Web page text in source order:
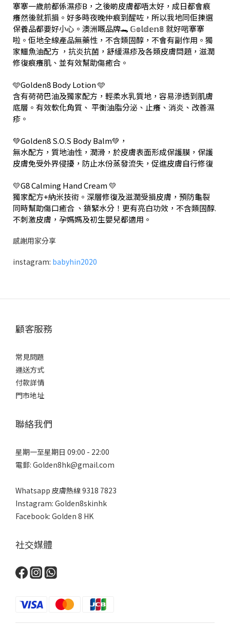
搴搴一歲前都係濕疹B，之後啲皮膚都唔太好，成日都會痕
癢然後就抓損。好多時夜晚仲痕到醒咗，所以我地同佢揀選
保養品都要好小心。澳洲嘅品牌🐊 𝔾𝕠𝕝𝕕𝕖𝕟𝟠 就好啱搴搴
啦。佢地全線產品無藥性，不含類固醇，不會有副作用。獨
家鱷魚油配方 ，抗炎抗菌，舒緩濕疹及各類皮膚問題，滋潤
修復痕癢肌、並有效幫助傷癒合。
🩵Golden8 Body Lotion 🩵
含有荷荷巴油及獨家配方，輕柔水乳質地，容易滲透到肌膚
底層。有效軟化角質、 平衡油脂分泌、止癢、消炎、改善濕
疹。
💚Golden8 S.O.S Body Balm💚，
無水配方，質地油性，潤滑，於皮膚表面形成保護膜，保護
皮膚免受外界侵擾，防止水份蒸發流失，促進皮膚自行修復
💛G8 Calming Hand Cream 💛
獨家配方+納米技術。深層修復及滋潤受損皮膚，預防龜裂
同時幫助傷口癒合 、鎖緊水分！更有亮白功效，不含類固醇.
不刺激皮膚，孕媽媽及初生嬰兒都適用。
感謝用家分享
instagram: babyhin2020
顧客服務
常見問題
運送方式
付款詳情
門市地址
聯絡我們
星期一至星期日 09:00 - 22:00
電郵: Golden8hk@gmail.com
Whatsapp 皮膚熱線9318 7823
Instagram: Golden8skinhk
Facebook: Golden 8 HK
社交媒體